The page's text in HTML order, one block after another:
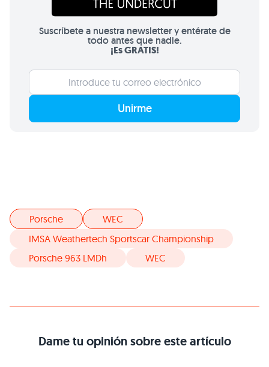
Suscríbete a nuestra newsletter y entérate de
todo antes que nadie.
¡Es GRATIS!
Unirme
Porsche
WEC
IMSA Weathertech Sportscar Championship
Porsche 963 LMDh
WEC
Dame tu opinión sobre este artículo